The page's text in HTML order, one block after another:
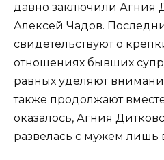
давно заключили Агния
Алексей Чадов.
свидетельствуют о
отношениях бывших
равных уделяют
также продолжают вместе
оказалось, Агния
развелась с мужем лишь